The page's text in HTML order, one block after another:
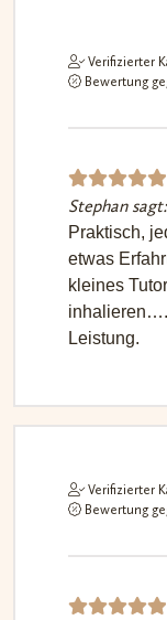
Verifizierter
Bewertung
Bewerte
t mit5
von 5
Stephan sagt:
Praktisch,
etwas
kleines
inhalieren….
Leistung.
Verifizierter
Bewertung